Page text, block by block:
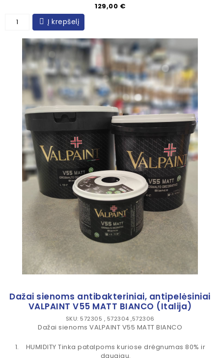
Kaina
129,00 €
Į krepšelį
Dažai sienoms antibakteriniai, antipelėsiniai
VALPAINT V55 MATT BIANCO (Italija)
SKU: 572305 , 572304 ,572306
Dažai sienoms VALPAINT V55 MATT BIANCO
HUMIDITY Tinka patalpoms kuriose drėgnumas 80% ir
daugiau.